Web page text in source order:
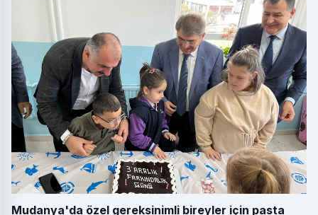
Mudanya'da özel gereksinimli bireyler için pasta